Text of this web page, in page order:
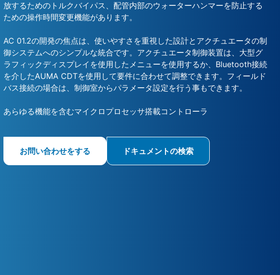
放するためのトルクバイパス、配管内部のウォーターハンマーを防止する
ための操作時間変更機能があります。
AC 01.2の開発の焦点は、使いやすさを重視した設計とアクチュエータの制
御システムへのシンプルな統合です。アクチュエータ制御装置は、大型グ
ラフィックディスプレイを使用したメニューを使用するか、Bluetooth接続
を介したAUMA CDTを使用して要件に合わせて調整できます。フィールド
バス接続の場合は、制御室からパラメータ設定を行う事もできます。
あらゆる機能を含むマイクロプロセッサ搭載コントローラ
お問い合わせをする ドキュメントの検索